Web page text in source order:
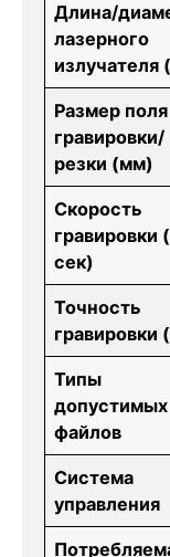
Длина/
лазерного
излучателя
Размер поля
гравировки/
резки (мм)
Скорость
гравировки
сек)
Точность
гравировки
Типы
допустимых
файлов
Система
управления